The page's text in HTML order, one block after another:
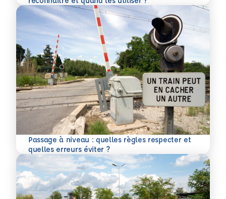
Passage à niveau : quelles règles respecter et
quelles erreurs éviter ?
En savoir plus